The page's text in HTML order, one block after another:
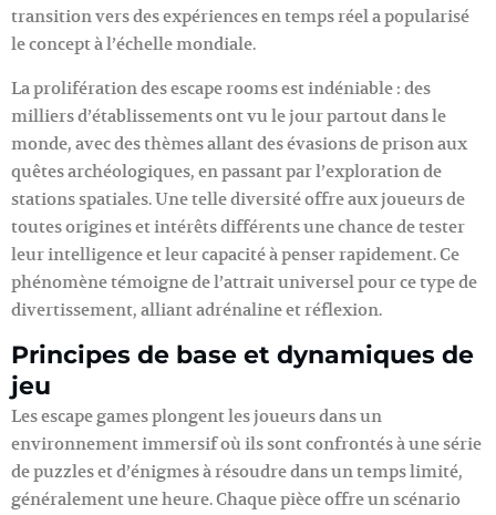
transition vers des expériences en temps réel a popularisé
le concept à l’échelle mondiale.
La prolifération des escape rooms est indéniable : des
milliers d’établissements ont vu le jour partout dans le
monde, avec des thèmes allant des évasions de prison aux
quêtes archéologiques, en passant par l’exploration de
stations spatiales. Une telle diversité offre aux joueurs de
toutes origines et intérêts différents une chance de tester
leur intelligence et leur capacité à penser rapidement. Ce
phénomène témoigne de l’attrait universel pour ce type de
divertissement, alliant adrénaline et réflexion.
Principes de base et dynamiques de
jeu
Les escape games plongent les joueurs dans un
environnement immersif où ils sont confrontés à une série
de puzzles et d’énigmes à résoudre dans un temps limité,
généralement une heure. Chaque pièce offre un scénario